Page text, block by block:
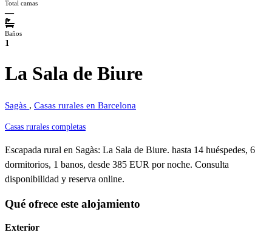
Total camas
—
Baños
1
La Sala de Biure
Sagàs , Casas rurales en Barcelona
Casas rurales completas
Escapada rural en Sagàs: La Sala de Biure. hasta 14 huéspedes, 6
dormitorios, 1 banos, desde 385 EUR por noche. Consulta
disponibilidad y reserva online.
Qué ofrece este alojamiento
Exterior